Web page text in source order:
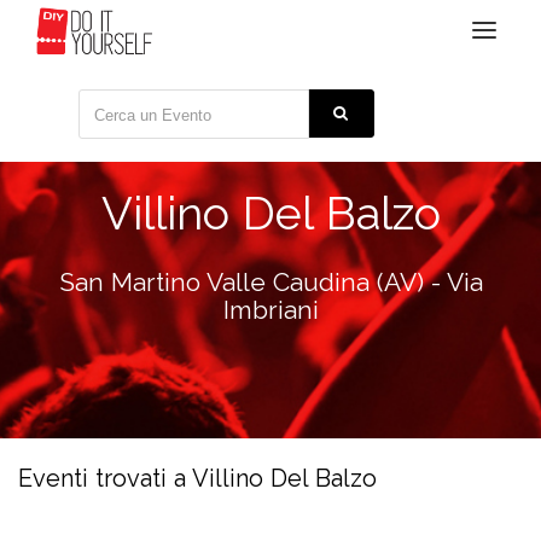
Toggle
Villino Del Balzo
San Martino Valle Caudina (AV) - Via
Imbriani
Eventi trovati a Villino Del Balzo